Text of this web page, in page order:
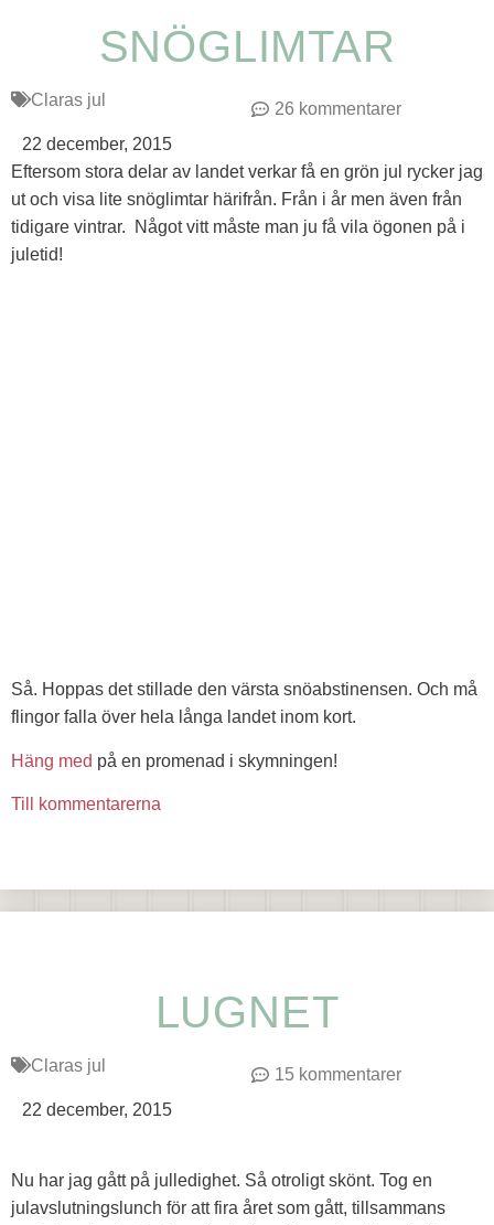
SNÖGLIMTAR
Claras jul
26 kommentarer
22 december, 2015
Eftersom stora delar av landet verkar få en grön jul rycker jag
ut och visa lite snöglimtar härifrån. Från i år men även från
tidigare vintrar. Något vitt måste man ju få vila ögonen på i
juletid!
Så. Hoppas det stillade den värsta snöabstinensen. Och må
flingor falla över hela långa landet inom kort.
Häng med på en promenad i skymningen!
Till kommentarerna
LUGNET
Claras jul
15 kommentarer
22 december, 2015
Nu har jag gått på julledighet. Så otroligt skönt. Tog en
julavslutningslunch för att fira året som gått, tillsammans